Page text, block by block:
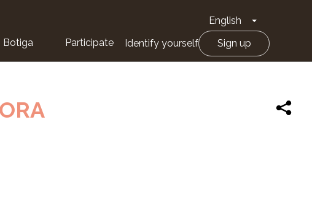
English Toggle
Botiga Participate Identify yourself Sign up